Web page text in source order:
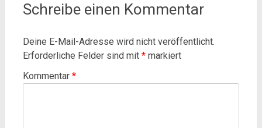
Schreibe einen Kommentar
Deine E-Mail-Adresse wird nicht veröffentlicht.
Erforderliche Felder sind mit *markiert
Kommentar *